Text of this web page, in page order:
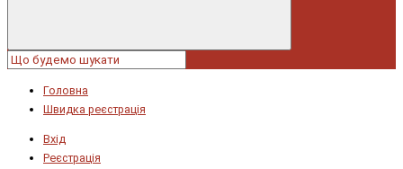
Головна
Швидка реєстрація
Вхід
Реєстрація